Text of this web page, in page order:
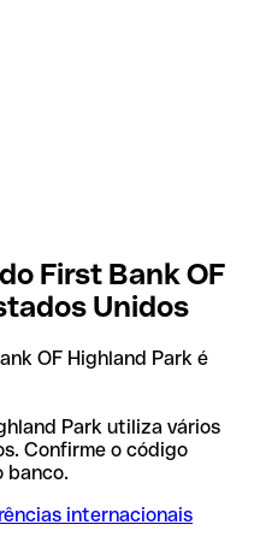
First Bank OF
Unidos
OF Highland Park é
Park utiliza vários
Confirme o código
banco.
internacionais